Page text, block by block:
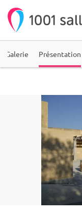
Galerie Présentation